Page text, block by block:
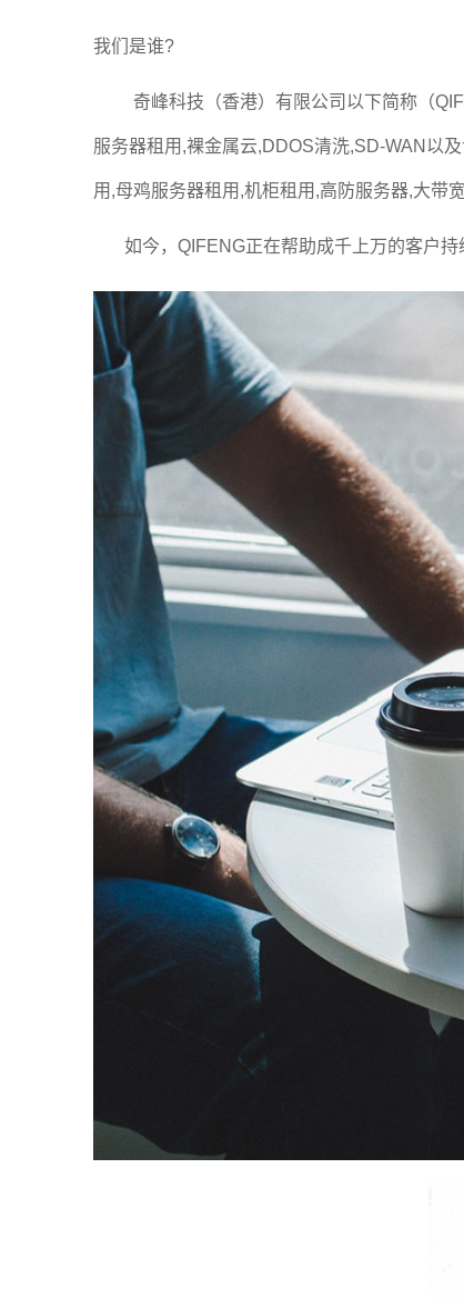
我们是谁?
奇峰科技（香港）有限公司以下简称（
服务器租用,裸金属云,DDOS清洗,SD-WAN以
用,母鸡服务器租用,机柜租用,高防服务器,大带
如今，QIFENG正在帮助成千上万的客户持